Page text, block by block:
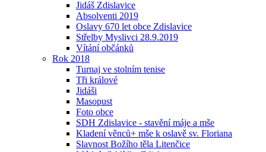
Jidáš Zdislavice
Absolventi 2019
Oslavy 670 let obce Zdislavice
Střelby Myslivci 28.9.2019
Vítání občánků
Rok 2018
Turnaj ve stolním tenise
Tři králové
Jidáši
Masopust
Foto obce
SDH Zdislavice - stavění máje a mše
Kladení věnců+ mše k oslavě sv. Floriana
Slavnost Božího těla Litenčice